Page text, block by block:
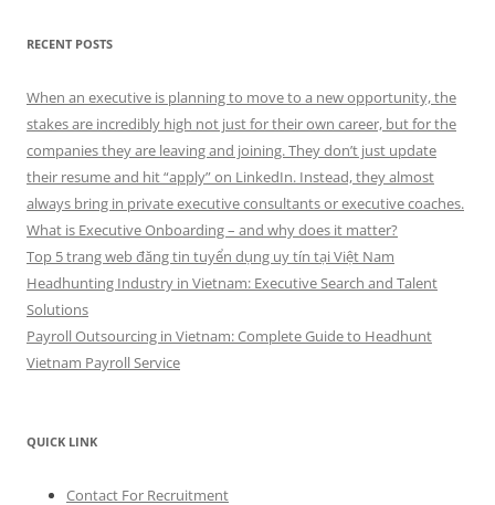
RECENT POSTS
When an executive is planning to move to a new opportunity, the
stakes are incredibly high not just for their own career, but for the
companies they are leaving and joining. They don’t just update
their resume and hit “apply” on LinkedIn. Instead, they almost
always bring in private executive consultants or executive coaches.
What is Executive Onboarding – and why does it matter?
Top 5 trang web đăng tin tuyển dụng uy tín tại Việt Nam
Headhunting Industry in Vietnam: Executive Search and Talent
Solutions
Payroll Outsourcing in Vietnam: Complete Guide to Headhunt
Vietnam Payroll Service
QUICK LINK
Contact For Recruitment